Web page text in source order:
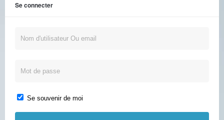
Se connecter
Se souvenir de moi